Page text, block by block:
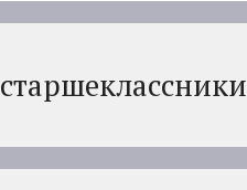
старшеклассники